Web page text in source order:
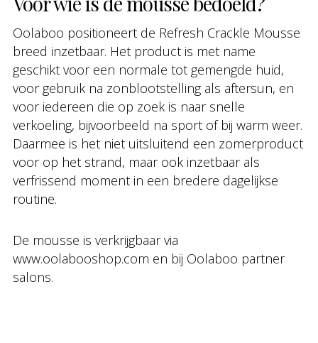
Oolaboo positioneert de Refresh Crackle Mousse
breed inzetbaar. Het product is met name
geschikt voor een normale tot gemengde huid,
voor gebruik na zonblootstelling als aftersun, en
voor iedereen die op zoek is naar snelle
verkoeling, bijvoorbeeld na sport of bij warm weer.
Daarmee is het niet uitsluitend een zomerproduct
voor op het strand, maar ook inzetbaar als
verfrissend moment in een bredere dagelijkse
routine.
De mousse is verkrijgbaar via
www.oolabooshop.com en bij Oolaboo partner
salons.